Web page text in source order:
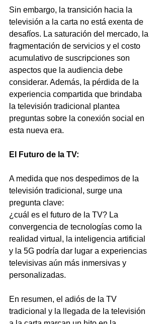
Sin embargo, la transición hacia la
televisión a la carta no está exenta de
desafíos. La saturación del mercado, la
fragmentación de servicios y el costo
acumulativo de suscripciones son
aspectos que la audiencia debe
considerar. Además, la pérdida de la
experiencia compartida que brindaba
la televisión tradicional plantea
preguntas sobre la conexión social en
esta nueva era.
El Futuro de la TV:
A medida que nos despedimos de la
televisión tradicional, surge una
pregunta clave:
¿cuál es el futuro de la TV? La
convergencia de tecnologías como la
realidad virtual, la inteligencia artificial
y la 5G podría dar lugar a experiencias
televisivas aún más inmersivas y
personalizadas.
En resumen, el adiós de la TV
tradicional y la llegada de la televisión